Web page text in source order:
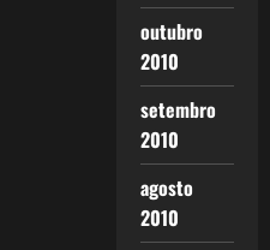
outubro
2010
setembro
2010
agosto
2010